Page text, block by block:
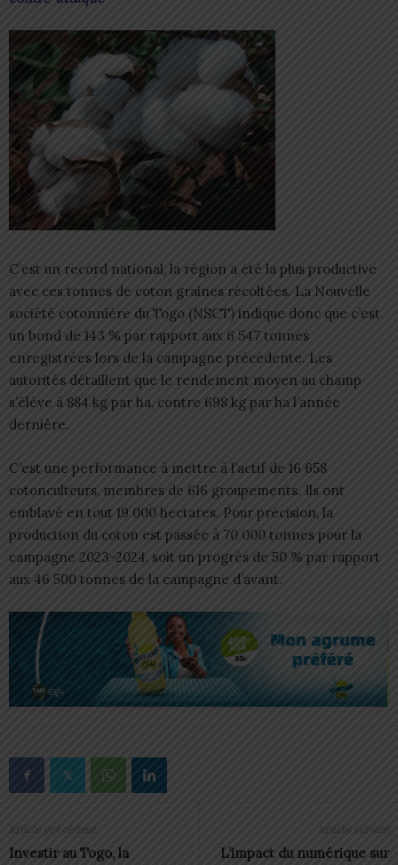
C’est un record national, la région a été la plus productive
avec ces tonnes de coton graines récoltées. La Nouvelle
société cotonnière du Togo (NSCT) indique donc que c’est
un bond de 143 % par rapport aux 6 547 tonnes
enregistrées lors de la campagne précédente. Les
autorités détaillent que le rendement moyen au champ
s’élève à 884 kg par ha, contre 698 kg par ha l’année
dernière.
C’est une performance à mettre à l’actif de 16 658
cotonculteurs, membres de 616 groupements. Ils ont
emblavé en tout 19 000 hectares. Pour précision, la
production du coton est passée à 70 000 tonnes pour la
campagne 2023-2024, soit un progrès de 50 % par rapport
aux 46 500 tonnes de la campagne d’avant.
Article précédent
Investir au Togo, la
Article suivant
L’impact du numérique sur